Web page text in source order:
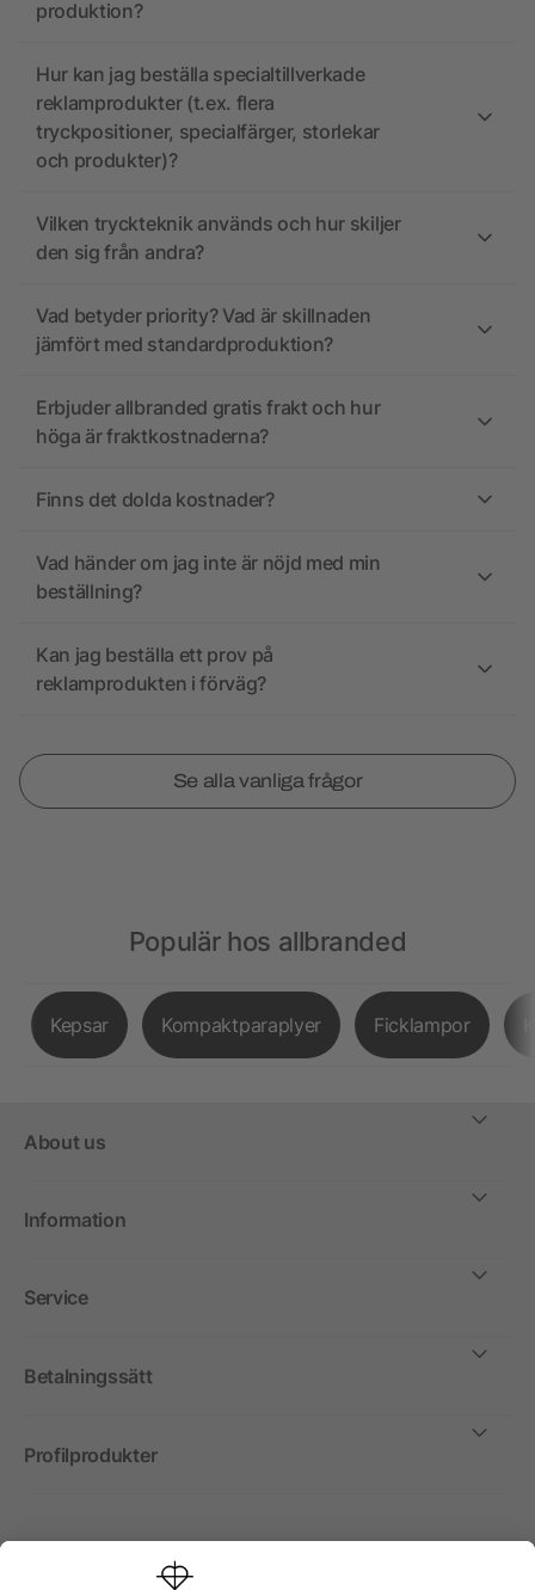
produktion?
Hur kan jag beställa specialtillverkade
reklamprodukter (t.ex. flera
tryckpositioner, specialfärger, storlekar
och produkter)?
Vilken tryckteknik används och hur skiljer
den sig från andra?
Vad betyder priority? Vad är skillnaden
jämfört med standardproduktion?
Erbjuder allbranded gratis frakt och hur
höga är fraktkostnaderna?
Finns det dolda kostnader?
Vad händer om jag inte är nöjd med min
beställning?
Kan jag beställa ett prov på
reklamprodukten i förväg?
Se alla vanliga frågor
Populär hos allbranded
Kepsar Kompaktparaplyer Ficklampor
About us
Information
Service
Betalningssätt
Profilprodukter
Internationellt